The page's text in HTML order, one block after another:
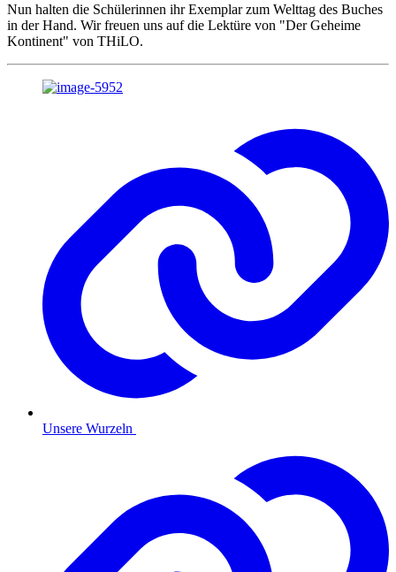
Nun halten die Schülerinnen ihr Exemplar zum Welttag des Buches
in der Hand. Wir freuen uns auf die Lektüre von "Der Geheime
Kontinent" von THiLO.
Unsere Wurzeln